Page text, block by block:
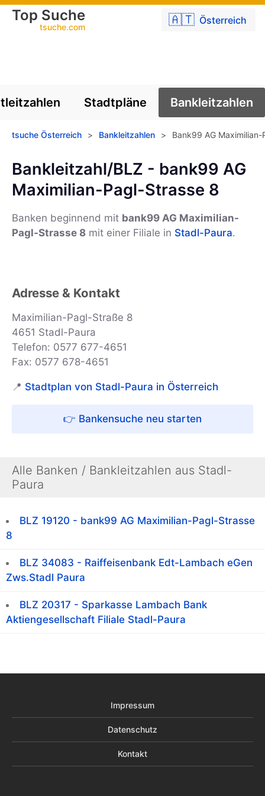
🇦🇹 Österreich
Top Suche
tsuche.com
Stadtpläne Bankleitzahlen
tsuche Österreich > Bankleitzahlen > Bank99 AG
Bankleitzahl/BLZ - bank99 AG
Maximilian-Pagl-Strasse 8
Banken beginnend mit bank99 AG Maximilian-
Pagl-Strasse 8 mit einer Filiale in Stadl-Paura.
Adresse & Kontakt
Maximilian-Pagl-Straße 8
4651 Stadl-Paura
Telefon: 0577 677-4651
Fax: 0577 678-4651
📍 Stadtplan von Stadl-Paura in Österreich
👉 Bankensuche neu starten
Alle Banken / Bankleitzahlen aus Stadl-
Paura
BLZ 19120 - bank99 AG Maximilian-Pagl-Strasse
8
BLZ 34083 - Raiffeisenbank Edt-Lambach eGen
Zws.Stadl Paura
BLZ 20317 - Sparkasse Lambach Bank
Aktiengesellschaft Filiale Stadl-Paura
Impressum
Datenschutz
Kontakt